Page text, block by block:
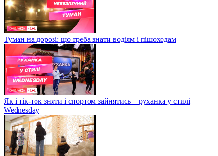
Туман на дорозі: що треба знати водіям і пішоходам
Як і тік-ток зняти і спортом зайнятись – руханка у стилі
Wednesday